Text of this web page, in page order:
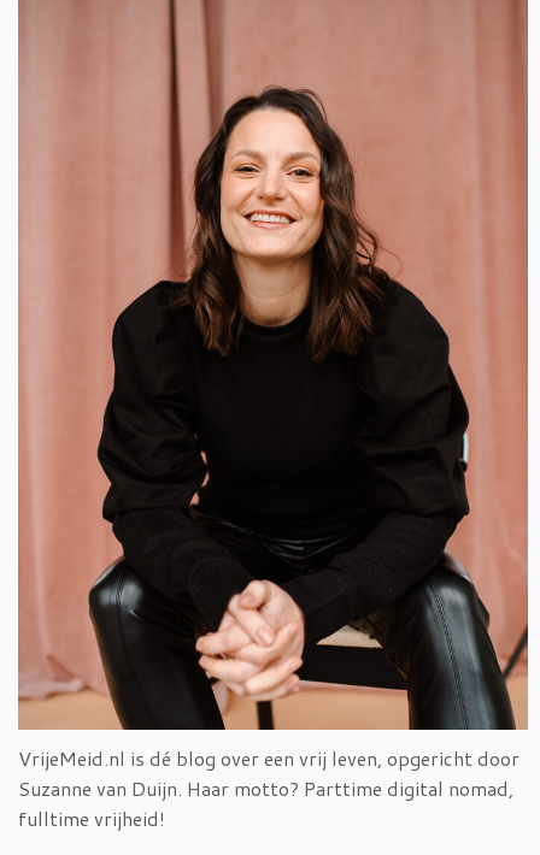
VrijeMeid.nl is dé blog over een vrij leven, opgericht door
Suzanne van Duijn. Haar motto? Parttime digital nomad,
fulltime vrijheid!